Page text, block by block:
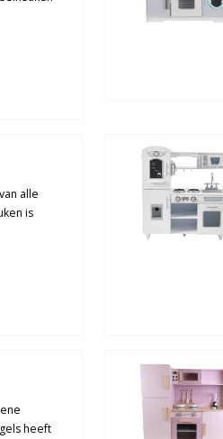
alle
is
heeft